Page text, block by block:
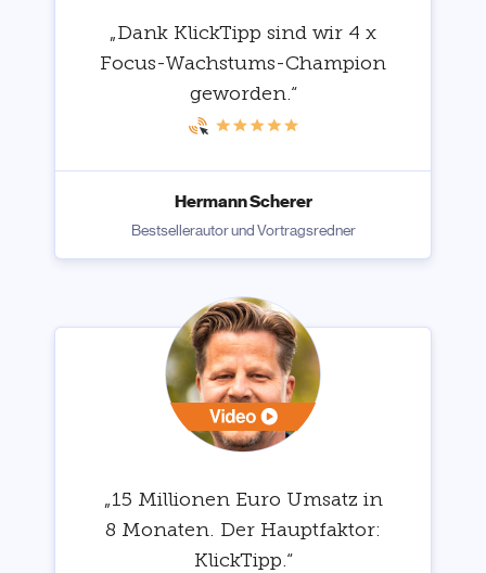
„Dank KlickTipp sind wir 4 x
Focus-Wachstums-Champion
geworden.“
Hermann Scherer
Bestsellerautor und Vortragsredner
„15 Millionen Euro Umsatz in
8 Monaten. Der Hauptfaktor:
KlickTipp.“